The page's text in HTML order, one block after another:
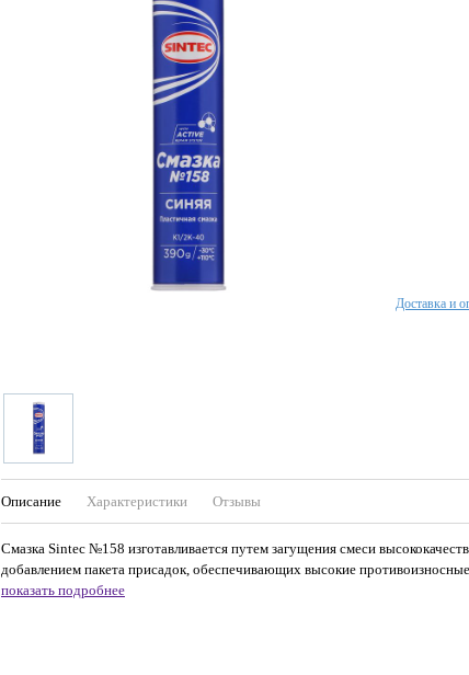
Описание Характеристики Отзывы
Смазка Sintec №158 изготавливается путем загущения смеси
добавлением пакета присадок, обеспечивающих высокие
показать подробнее
Доставка и